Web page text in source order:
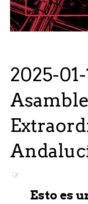
2025-
Esto es